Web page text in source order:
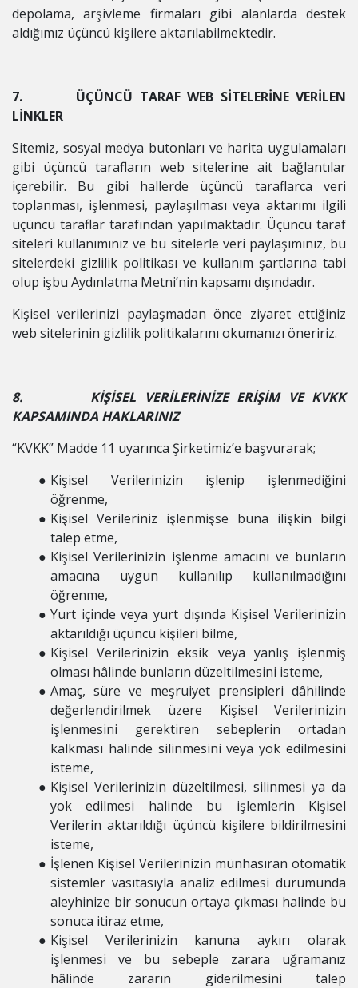
depolama, arşivleme firmaları gibi alanlarda destek
aldığımız üçüncü kişilere aktarılabilmektedir.
7. ÜÇÜNCÜ TARAF WEB SİTELERİNE VERİLEN
LİNKLER
Sitemiz, sosyal medya butonları ve harita uygulamaları
gibi üçüncü tarafların web sitelerine ait bağlantılar
içerebilir. Bu gibi hallerde üçüncü taraflarca veri
toplanması, işlenmesi, paylaşılması veya aktarımı ilgili
üçüncü taraflar tarafından yapılmaktadır. Üçüncü taraf
siteleri kullanımınız ve bu sitelerle veri paylaşımınız, bu
sitelerdeki gizlilik politikası ve kullanım şartlarına tabi
olup işbu Aydınlatma Metni’nin kapsamı dışındadır.
Kişisel verilerinizi paylaşmadan önce ziyaret ettiğiniz
web sitelerinin gizlilik politikalarını okumanızı öneririz.
8. KİŞİSEL VERİLERİNİZE ERİŞİM VE KVKK
KAPSAMINDA HAKLARINIZ
“KVKK” Madde 11 uyarınca Şirketimiz’e başvurarak;
Kişisel Verilerinizin işlenip işlenmediğini
öğrenme,
Kişisel Verileriniz işlenmişse buna ilişkin bilgi
talep etme,
Kişisel Verilerinizin işlenme amacını ve bunların
amacına uygun kullanılıp kullanılmadığını
öğrenme,
Yurt içinde veya yurt dışında Kişisel Verilerinizin
aktarıldığı üçüncü kişileri bilme,
Kişisel Verilerinizin eksik veya yanlış işlenmiş
olması hâlinde bunların düzeltilmesini isteme,
Amaç, süre ve meşruiyet prensipleri dâhilinde
değerlendirilmek üzere Kişisel Verilerinizin
işlenmesini gerektiren sebeplerin ortadan
kalkması halinde silinmesini veya yok edilmesini
isteme,
Kişisel Verilerinizin düzeltilmesi, silinmesi ya da
yok edilmesi halinde bu işlemlerin Kişisel
Verilerin aktarıldığı üçüncü kişilere bildirilmesini
isteme,
İşlenen Kişisel Verilerinizin münhasıran otomatik
sistemler vasıtasıyla analiz edilmesi durumunda
aleyhinize bir sonucun ortaya çıkması halinde bu
sonuca itiraz etme,
Kişisel Verilerinizin kanuna aykırı olarak
işlenmesi ve bu sebeple zarara uğramanız
hâlinde zararın giderilmesini talep